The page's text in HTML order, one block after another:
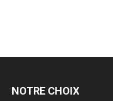
NOTRE CHOIX